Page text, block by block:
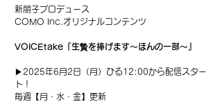
新朋子プロデュース
COMO Inc.オリジナルコンテンツ
VOICEtake『生贄を捧げます〜ほんの一部〜』
▶︎2025年6月2日（月）ひる12:00から配信スター
ト！
毎週【月・水・金】更新